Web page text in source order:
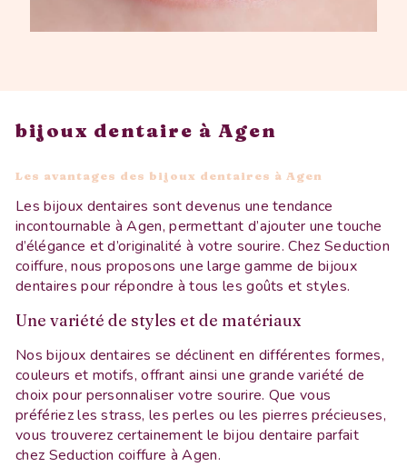
bijoux dentaire à Agen
Les avantages des bijoux dentaires à Agen
Les bijoux dentaires sont devenus une tendance
incontournable à Agen, permettant d’ajouter une touche
d’élégance et d’originalité à votre sourire. Chez Seduction
coiffure, nous proposons une large gamme de bijoux
dentaires pour répondre à tous les goûts et styles.
Une variété de styles et de matériaux
Nos bijoux dentaires se déclinent en différentes formes,
couleurs et motifs, offrant ainsi une grande variété de
choix pour personnaliser votre sourire. Que vous
préfériez les strass, les perles ou les pierres précieuses,
vous trouverez certainement le bijou dentaire parfait
chez Seduction coiffure à Agen.